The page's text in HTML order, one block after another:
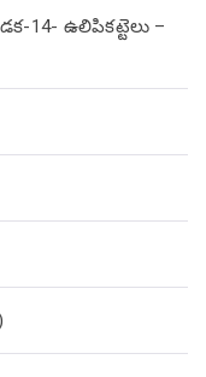
14- ఉలిపికట్టెలు –